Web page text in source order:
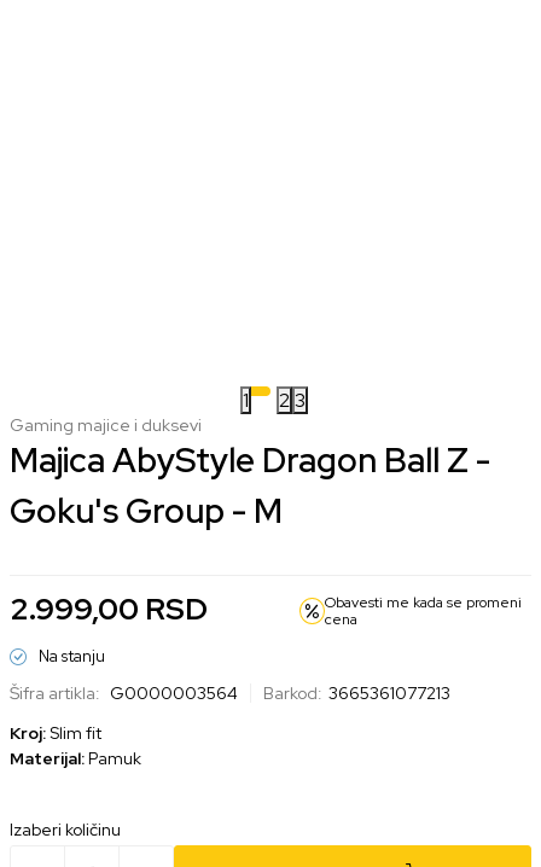
1 2 3
Gaming majice i duksevi
Majica AbyStyle Dragon Ball Z -
Goku's Group - M
2.999,00 RSD
Obavesti me kada se promeni
cena
Na stanju
Šifra artikla: G0000003564 Barkod: 3665361077213
Kroj:Slim fit
Materijal:Pamuk
Izaberi količinu